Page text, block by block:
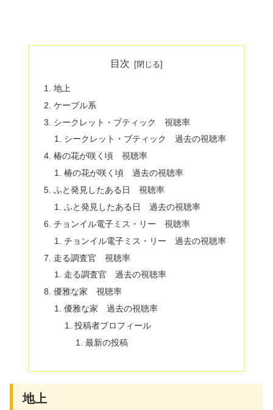
目次
地上
ケーブル系
シークレット・ブティック 視聴率
シークレット・ブティック 過去の視聴率
椿の花が咲く頃 視聴率
椿の花が咲く頃 過去の視聴率
ふと発見したある日 視聴率
ふと発見したある日 過去の視聴率
チョンイル電子ミス・リー 視聴率
チョンイル電子ミス・リー 過去の視聴率
走る調査官 視聴率
走る調査官 過去の視聴率
優雅な家 視聴率
優雅な家 過去の視聴率
投稿者プロフィール
最新の投稿
地上